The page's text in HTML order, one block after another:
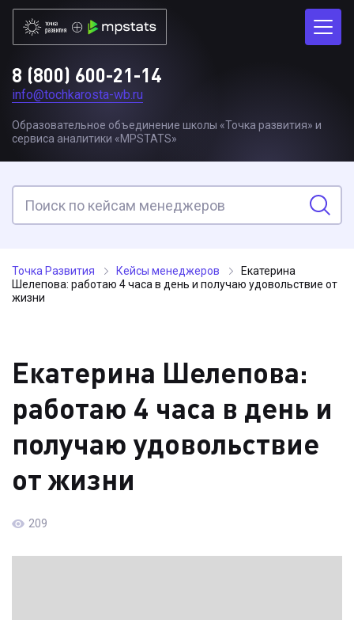
Образовательное объединение школы «Точка развития» и
сервиса аналитики «MPSTATS»
8 (800) 600-21-14
info@tochkarosta-wb.ru
Точка Развития Кейсы менеджеров
Екатерина
Шелепова: работаю 4 часа в день и получаю удовольствие от
жизни
Екатерина Шелепова:
работаю 4 часа в день и
получаю удовольствие
от жизни
209